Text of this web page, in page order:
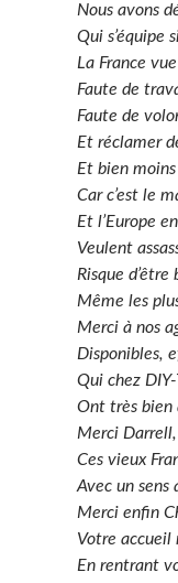
Nous avons
Qui s’équipe
La France
Faute de
Faute de
Et réclamer
Et bien
Car c’est le
Et l’Europe
Veulent
Risque
Même les
Merci à nos
Disponibles,
Qui chez
Ont très bien
Merci
Ces vieux
Avec un sens
Merci enfin
Votre accueil
En rentrant